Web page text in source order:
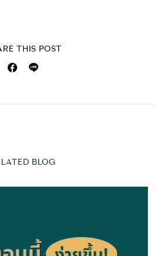
THIS POST
BLOG